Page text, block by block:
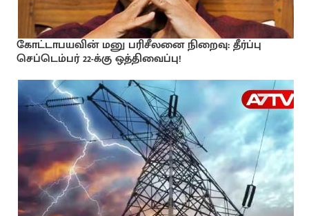
கோட்டாபயவின் மனு பரிசீலனை நிறைவு: தீர்ப்பு
செப்டெம்பர் 22-க்கு ஒத்திவைப்பு!